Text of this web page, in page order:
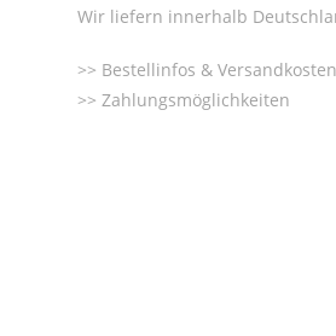
Wir liefern innerhalb
Bestellinfos & Versandkosten
Zahlungsmöglichkeiten